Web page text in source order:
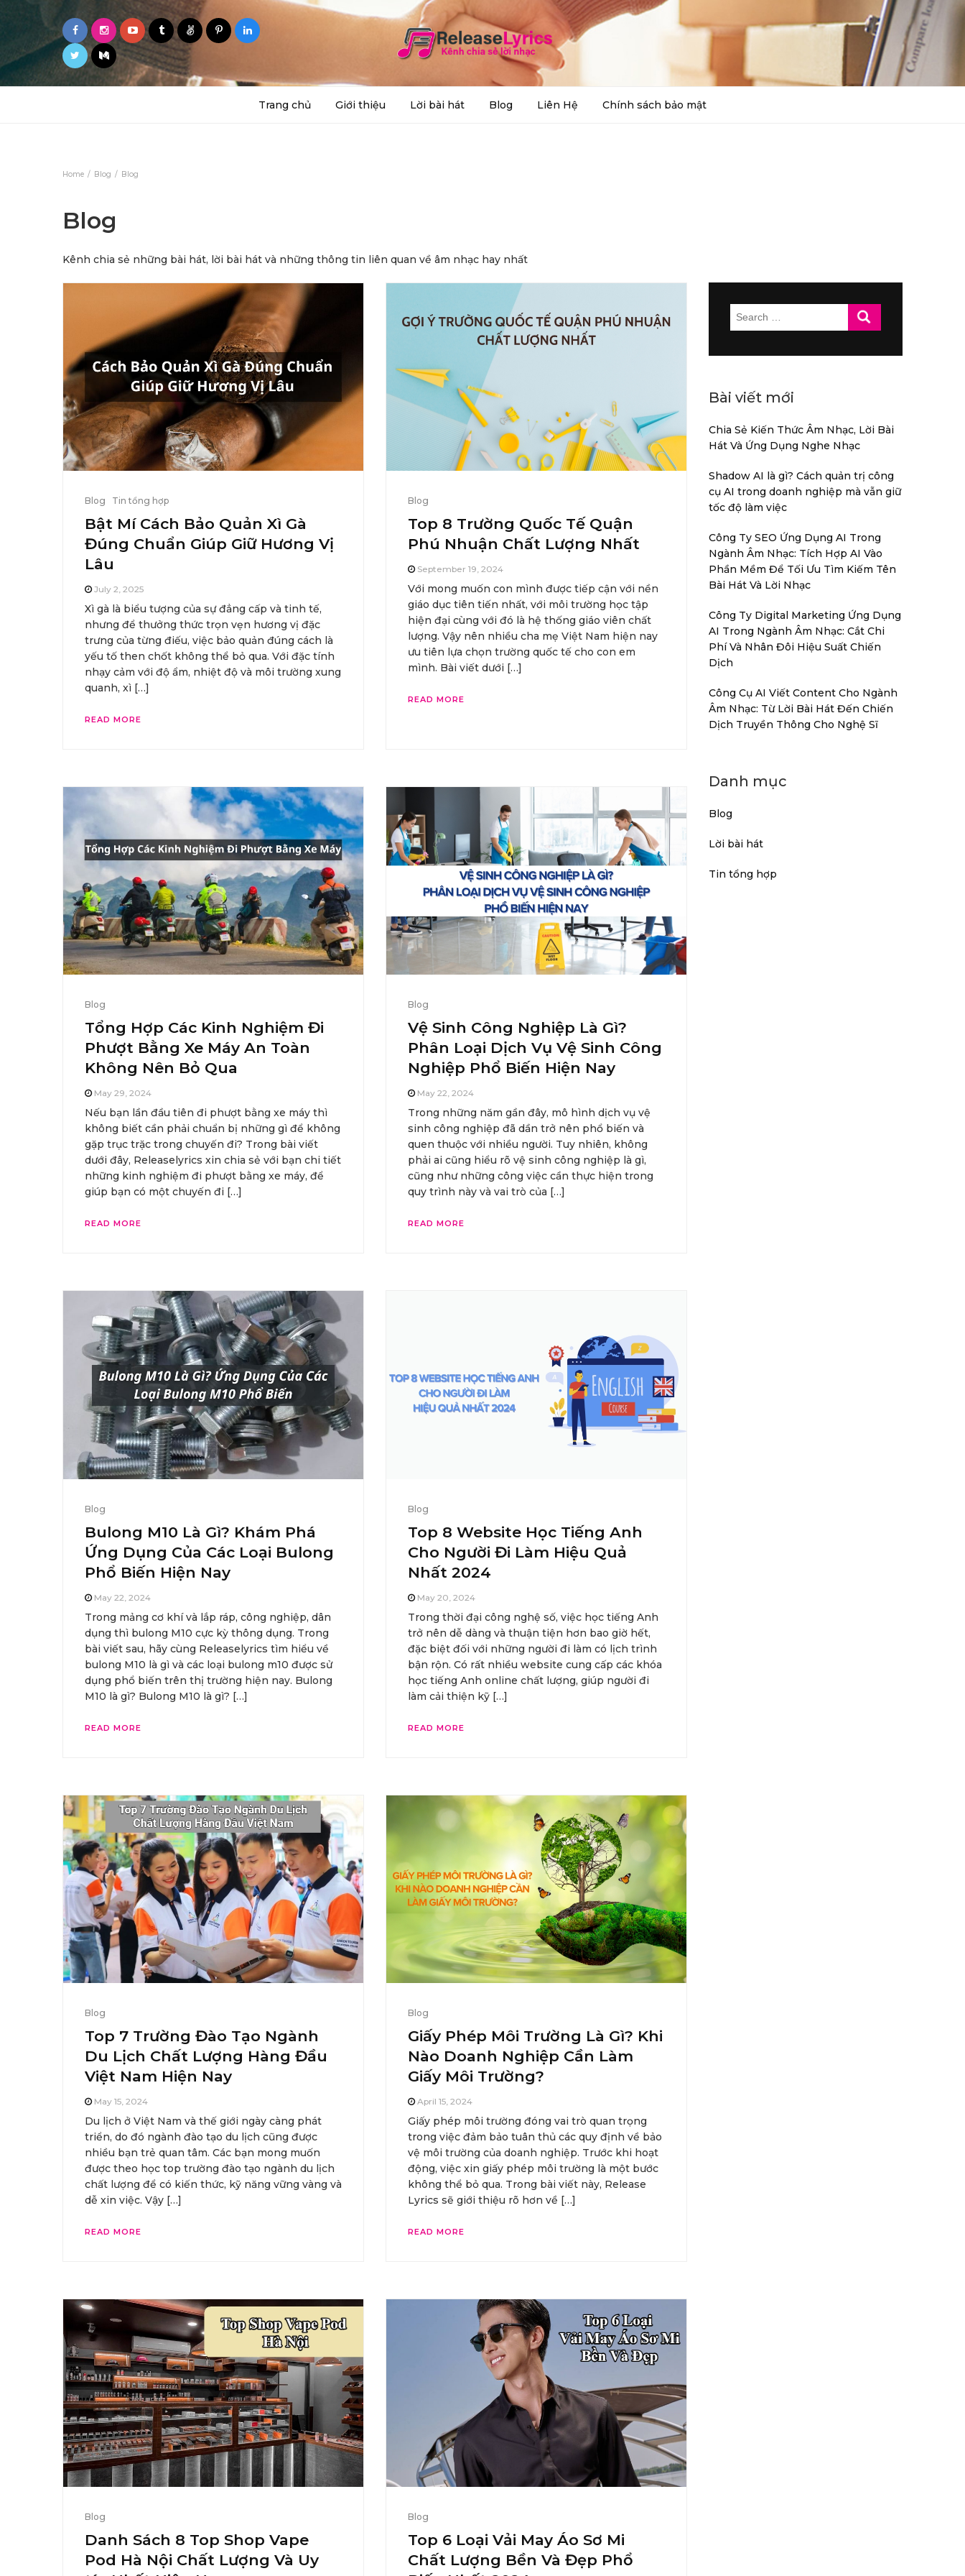
Trang chủ Giới thiệu Lời bài hát Blog Liên Hệ Chính sách bảo mật
Home Blog Blog
Blog
Kênh chia sẻ những bài hát, lời bài hát và những thông tin liên quan về âm nhạc hay nhất
Blog Tin tổng hợp
Bật Mí Cách Bảo Quản Xì Gà
Đúng Chuẩn Giúp Giữ Hương Vị
Lâu
July 2, 2025
Xì gà là biểu tượng của sự đẳng cấp và tinh tế,
nhưng để thưởng thức trọn vẹn hương vị đặc
trưng của từng điếu, việc bảo quản đúng cách là
yếu tố then chốt không thể bỏ qua. Với đặc tính
nhạy cảm với độ ẩm, nhiệt độ và môi trường xung
quanh, xì […]
READ MORE
Blog
Top 8 Trường Quốc Tế Quận
Phú Nhuận Chất Lượng Nhất
September 19, 2024
Với mong muốn con mình được tiếp cận với nền
giáo dục tiên tiến nhất, với môi trường học tập
hiện đại cùng với đó là hệ thống giáo viên chất
lượng. Vậy nên nhiều cha mẹ Việt Nam hiện nay
ưu tiên lựa chọn trường quốc tế cho con em
mình. Bài viết dưới […]
READ MORE
Blog
Tổng Hợp Các Kinh Nghiệm Đi
Phượt Bằng Xe Máy An Toàn
Không Nên Bỏ Qua
May 29, 2024
Nếu bạn lần đầu tiên đi phượt bằng xe máy thì
không biết cần phải chuẩn bị những gì để không
gặp trục trặc trong chuyến đi? Trong bài viết
dưới đây, Releaselyrics xin chia sẻ với bạn chi tiết
những kinh nghiệm đi phượt bằng xe máy, để
giúp bạn có một chuyến đi […]
READ MORE
Blog
Vệ Sinh Công Nghiệp Là Gì?
Phân Loại Dịch Vụ Vệ Sinh Công
Nghiệp Phổ Biến Hiện Nay
May 22, 2024
Trong những năm gần đây, mô hình dịch vụ vệ
sinh công nghiệp đã dần trở nên phổ biến và
quen thuộc với nhiều người. Tuy nhiên, không
phải ai cũng hiểu rõ vệ sinh công nghiệp là gì,
cũng như những công việc cần thực hiện trong
quy trình này và vai trò của […]
READ MORE
Blog
Bulong M10 Là Gì? Khám Phá
Ứng Dụng Của Các Loại Bulong
Phổ Biến Hiện Nay
May 22, 2024
Trong mảng cơ khí và lắp ráp, công nghiệp, dân
dụng thì bulong M10 cực kỳ thông dụng. Trong
bài viết sau, hãy cùng Releaselyrics tìm hiểu về
bulong M10 là gì và các loại bulong m10 được sử
dụng phổ biến trên thị trường hiện nay. Bulong
M10 là gì? Bulong M10 là gì? […]
READ MORE
Blog
Top 8 Website Học Tiếng Anh
Cho Người Đi Làm Hiệu Quả
Nhất 2024
May 20, 2024
Trong thời đại công nghệ số, việc học tiếng Anh
trở nên dễ dàng và thuận tiện hơn bao giờ hết,
đặc biệt đối với những người đi làm có lịch trình
bận rộn. Có rất nhiều website cung cấp các khóa
học tiếng Anh online chất lượng, giúp người đi
làm cải thiện kỹ […]
READ MORE
Blog
Top 7 Trường Đào Tạo Ngành
Du Lịch Chất Lượng Hàng Đầu
Việt Nam Hiện Nay
May 15, 2024
Du lịch ở Việt Nam và thế giới ngày càng phát
triển, do đó ngành đào tạo du lịch cũng được
nhiều bạn trẻ quan tâm. Các bạn mong muốn
được theo học top trường đào tạo ngành du lịch
chất lượng để có kiến thức, kỹ năng vững vàng và
dễ xin việc. Vậy […]
READ MORE
Blog
Giấy Phép Môi Trường Là Gì? Khi
Nào Doanh Nghiệp Cần Làm
Giấy Môi Trường?
April 15, 2024
Giấy phép môi trường đóng vai trò quan trọng
trong việc đảm bảo tuân thủ các quy định về bảo
vệ môi trường của doanh nghiệp. Trước khi hoạt
động, việc xin giấy phép môi trường là một bước
không thể bỏ qua. Trong bài viết này, Release
Lyrics sẽ giới thiệu rõ hơn về […]
READ MORE
Blog
Danh Sách 8 Top Shop Vape
Pod Hà Nội Chất Lượng Và Uy
Blog
Top 6 Loại Vải May Áo Sơ Mi
Chất Lượng Bền Và Đẹp Phổ
Search
for:
Bài viết mới
Chia Sẻ Kiến Thức Âm Nhạc, Lời Bài
Hát Và Ứng Dụng Nghe Nhạc
Shadow AI là gì? Cách quản trị công
cụ AI trong doanh nghiệp mà vẫn giữ
tốc độ làm việc
Công Ty SEO Ứng Dụng AI Trong
Ngành Âm Nhạc: Tích Hợp AI Vào
Phần Mềm Để Tối Ưu Tìm Kiếm Tên
Bài Hát Và Lời Nhạc
Công Ty Digital Marketing Ứng Dụng
AI Trong Ngành Âm Nhạc: Cắt Chi
Phí Và Nhân Đôi Hiệu Suất Chiến
Dịch
Công Cụ AI Viết Content Cho Ngành
Âm Nhạc: Từ Lời Bài Hát Đến Chiến
Dịch Truyền Thông Cho Nghệ Sĩ
Danh mục
Blog
Lời bài hát
Tin tổng hợp